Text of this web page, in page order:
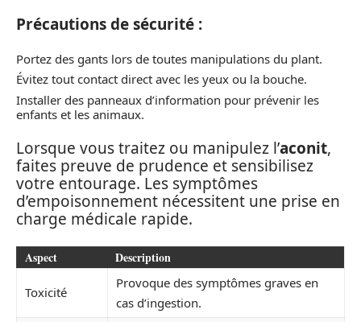
Précautions de sécurité :
Portez des gants lors de toutes manipulations du plant.
Évitez tout contact direct avec les yeux ou la bouche.
Installer des panneaux d’information pour prévenir les
enfants et les animaux.
Lorsque vous traitez ou manipulez l’aconit,
faites preuve de prudence et sensibilisez
votre entourage. Les symptômes
d’empoisonnement nécessitent une prise en
charge médicale rapide.
Aspect Description
Toxicité
Provoque des symptômes graves en
cas d’ingestion.